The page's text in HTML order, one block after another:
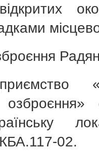
02.